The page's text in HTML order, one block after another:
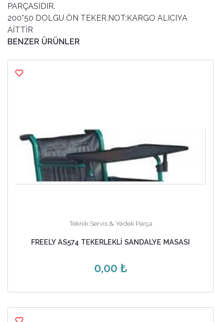
PARÇASIDIR.
200*50 DOLGU ÖN TEKER.NOT:KARGO ALICIYA
AİTTİR
BENZER ÜRÜNLER
Teknik Servis & Yedek Parça
FREELY AS574 TEKERLEKLİ SANDALYE MASASI
0,00 ₺